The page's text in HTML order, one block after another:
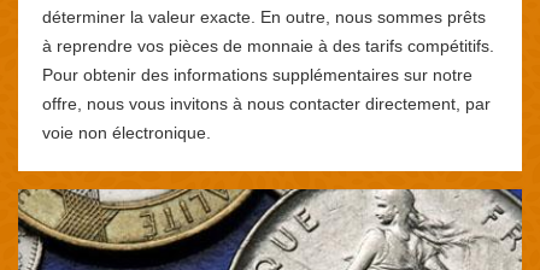
déterminer la valeur exacte. En outre, nous sommes prêts
à reprendre vos pièces de monnaie à des tarifs compétitifs.
Pour obtenir des informations supplémentaires sur notre
offre, nous vous invitons à nous contacter directement, par
voie non électronique.